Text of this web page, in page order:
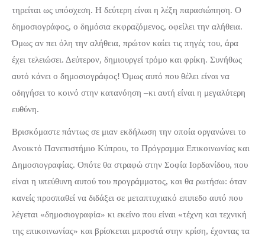
τηρείται ως υπόσχεση. Η δεύτερη είναι η λέξη παρασιώπηση. Ο
δημοσιογράφος, ο δημόσια εκφραζόμενος, οφείλει την αλήθεια.
Όμως αν πει όλη την αλήθεια, πρώτον καίει τις πηγές του, άρα
έχει τελειώσει. Δεύτερον, δημιουργεί τρόμο και φρίκη. Συνήθως
αυτό κάνει ο δημοσιογράφος! Όμως αυτό που θέλει είναι να
οδηγήσει το κοινό στην κατανόηση –κι αυτή είναι η μεγαλύτερη
ευθύνη.
Βρισκόμαστε πάντως σε μιαν εκδήλωση την οποία οργανώνει το
Ανοικτό Πανεπιστήμιο Κύπρου, το Πρόγραμμα Επικοινωνίας και
Δημοσιογραφίας. Οπότε θα στραφώ στην Σοφία Ιορδανίδου, που
είναι η υπεύθυνη αυτού του προγράμματος, και θα ρωτήσω: όταν
κανείς προσπαθεί να διδάξει σε μεταπτυχιακό επιπεδο αυτό που
λέγεται «δημοσιογραφία» κι εκείνο που είναι «τέχνη και τεχνική
της επικοινωνίας» και βρίσκεται μπροστά στην κρίση, έχοντας τα